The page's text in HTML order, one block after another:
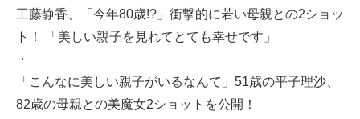
工藤静香、「今年80歳!?」衝撃的に若い母親との2ショッ
ト！ 「美しい親子を見れてとても幸せです」
・
「こんなに美しい親子がいるなんて」51歳の平子理沙、
82歳の母親との美魔女2ショットを公開！